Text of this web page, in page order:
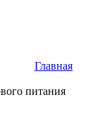
Главная
питания